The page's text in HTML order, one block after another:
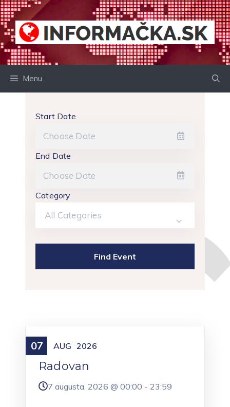
Preskočiť
na
obsah
Menu
Start Date
End Date
Category
All Categories
07 AUG 2026
Meniny
Radovan
7 augusta, 2026 @ 00:00 - 23:59